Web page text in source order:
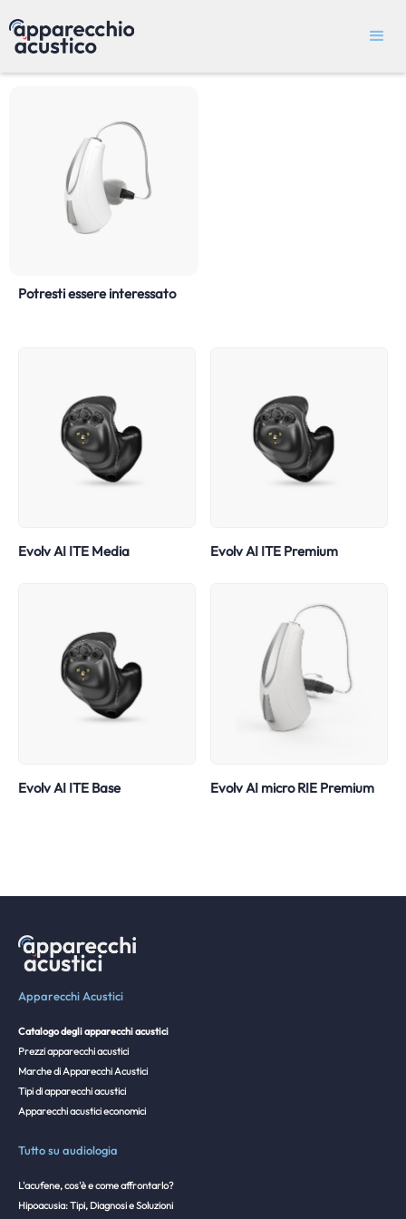
Potresti essere interessato
Evolv AI ITE Media Evolv AI ITE Premium
Evolv AI ITE Base Evolv AI micro RIE Premium
Apparecchi Acustici
Catalogo degli apparecchi acustici
Prezzi apparecchi acustici
Marche di Apparecchi Acustici
Tipi di apparecchi acustici
Apparecchi acustici economici
Tutto su audiologia
L'acufene, cos'è e come affrontarlo?
Hipoacusia: Tipi, Diagnosi e Soluzioni